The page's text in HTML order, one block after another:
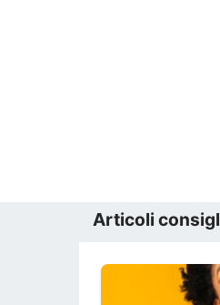
Articoli